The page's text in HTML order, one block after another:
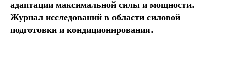
адаптации максимальной силы и мощности.
Журнал исследований в области силовой
подготовки и кондиционирования.